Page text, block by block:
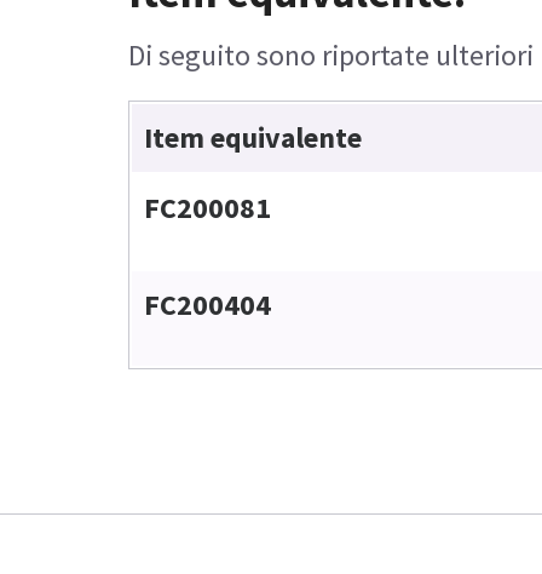
Di seguito sono riportate
Item equivalente
FC200081
FC200404